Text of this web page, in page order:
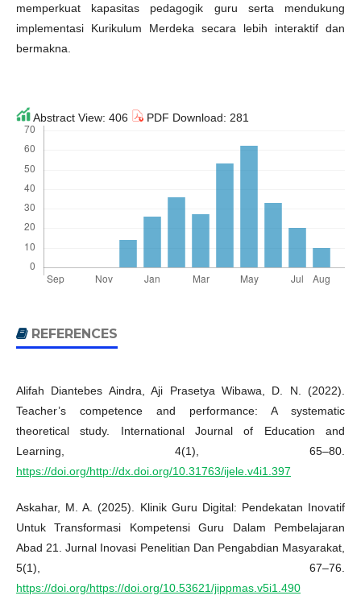
memperkuat kapasitas pedagogik guru serta mendukung
implementasi Kurikulum Merdeka secara lebih interaktif dan
bermakna.
Abstract View: 406 PDF Download: 281
REFERENCES
Alifah Diantebes Aindra, Aji Prasetya Wibawa, D. N. (2022).
Teacher’s competence and performance: A systematic
theoretical study. International Journal of Education and
Learning, 4(1), 65–80.
https://doi.org/http://dx.doi.org/10.31763/ijele.v4i1.397
Askahar, M. A. (2025). Klinik Guru Digital: Pendekatan Inovatif
Untuk Transformasi Kompetensi Guru Dalam Pembelajaran
Abad 21. Jurnal Inovasi Penelitian Dan Pengabdian Masyarakat,
5(1), 67–76.
https://doi.org/https://doi.org/10.53621/jippmas.v5i1.490